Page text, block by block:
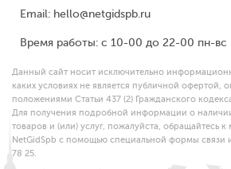
Email: hello@netgidspb.ru
Время работы: с 10-00 до 22-00 пн-вс
Данный сайт носит исключительно
каких условиях не является публичной офертой,
положениями Статьи 437 (2) Гражданского
Для получения подробной информации о
товаров и (или) услуг, пожалуйста, обращайтесь
NetGidSpb с помощью специальной формы связи
78 25.